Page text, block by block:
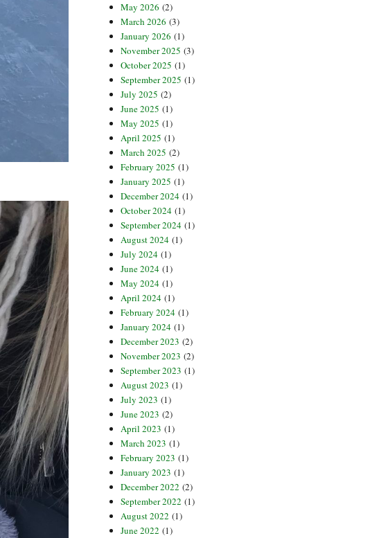
May 2026 (2)
March 2026 (3)
January 2026 (1)
November 2025 (3)
October 2025 (1)
September 2025 (1)
July 2025 (2)
June 2025 (1)
May 2025 (1)
April 2025 (1)
March 2025 (2)
February 2025 (1)
January 2025 (1)
December 2024 (1)
October 2024 (1)
September 2024 (1)
August 2024 (1)
July 2024 (1)
June 2024 (1)
May 2024 (1)
April 2024 (1)
February 2024 (1)
January 2024 (1)
December 2023 (2)
November 2023 (2)
September 2023 (1)
August 2023 (1)
July 2023 (1)
June 2023 (2)
April 2023 (1)
March 2023 (1)
February 2023 (1)
January 2023 (1)
December 2022 (2)
September 2022 (1)
August 2022 (1)
June 2022 (1)